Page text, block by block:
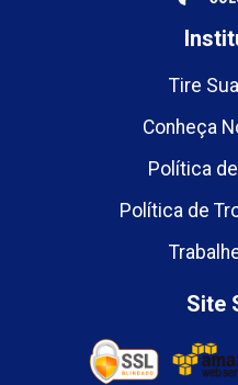
Tire
Conheça
Política
Política de
Site